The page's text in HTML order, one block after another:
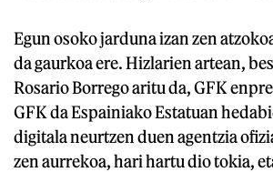
Egun osoko jarduna izan zen
da gaurkoa ere. Hizlarien artean,
Rosario Borrego aritu da, GFK
GFK da Espainiako Estatuan
digitala neurtzen duen agentzia
zen aurrekoa, hari hartu dio tokia,